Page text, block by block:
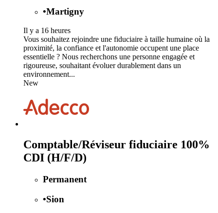
•Martigny
Il y a 16 heures
Vous souhaitez rejoindre une fiduciaire à taille humaine où la
proximité, la confiance et l'autonomie occupent une place
essentielle ? Nous recherchons une personne engagée et
rigoureuse, souhaitant évoluer durablement dans un
environnement...
New
Comptable/Réviseur fiduciaire 100%
CDI (H/F/D)
Permanent
•Sion